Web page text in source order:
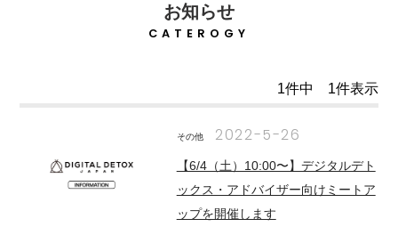
お知らせ
CATEROGY
1件中 1件表示
その他 2022-5-26
【6/4（土）10:00〜】デジタルデト
ックス・アドバイザー向けミートア
ップを開催します